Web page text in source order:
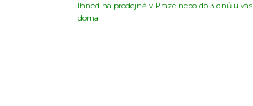
Ihned na prodejně v Praze nebo do 3 dnů u vás
doma